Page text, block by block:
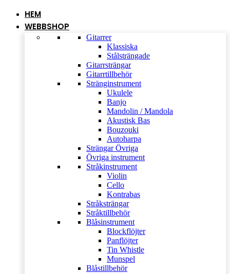
HEM
WEBBSHOP
Gitarrer
Klassiska
Stålsträngade
Gitarrsträngar
Gitarrtillbehör
Stränginstrument
Ukulele
Banjo
Mandolin / Mandola
Akustisk Bas
Bouzouki
Autoharpa
Strängar Övriga
Övriga instrument
Stråkinstrument
Violin
Cello
Kontrabas
Stråksträngar
Stråktillbehör
Blåsinstrument
Blockflöjter
Panflöjter
Tin Whistle
Munspel
Blåstillbehör